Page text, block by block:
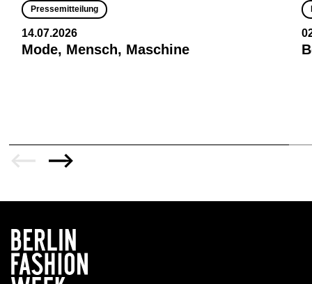
Pressemitteilung
14.07.2026
Mode, Mensch, Maschine